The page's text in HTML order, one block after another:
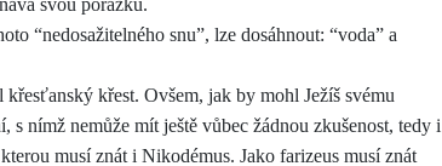
svou porážku.
“nedosažitelného snu”, lze dosáhnout: “voda” a
křest. Ovšem, jak by mohl Ježíš svému
nímž nemůže mít ještě vůbec žádnou zkušenost, tedy i
musí znát i Nikodémus. Jako farizeus musí znát